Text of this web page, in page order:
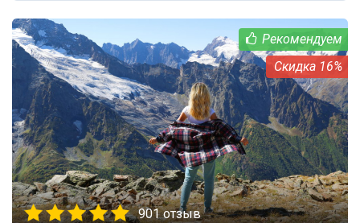
16%
901 отзыв